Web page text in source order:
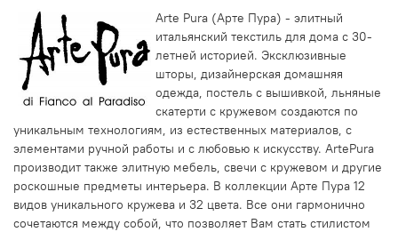
Arte Pura (Арте Пура) - элитный
итальянский текстиль для дома с 30-
летней историей. Эксклюзивные
шторы, дизайнерская домашняя
одежда, постель с вышивкой, льняные
скатерти с кружевом создаются по
уникальным технологиям, из естественных материалов, с
элементами ручной работы и с любовью к искусству. ArtePura
производит также элитную мебель, свечи с кружевом и другие
роскошные предметы интерьера. В коллекции Арте Пура 12
видов уникального кружева и 32 цвета. Все они гармонично
сочетаются между собой, что позволяет Вам стать стилистом